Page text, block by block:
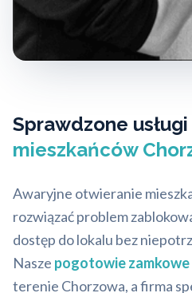
Sprawdzone
mieszkańców
Awaryjne otwieranie
rozwiązać problem
dostęp do lokalu bez
Nasze pogotowie zamkowe
terenie Chorzowa, a firma